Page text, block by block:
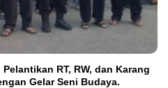
RT, RW, dan Karang
Gelar Seni Budaya.